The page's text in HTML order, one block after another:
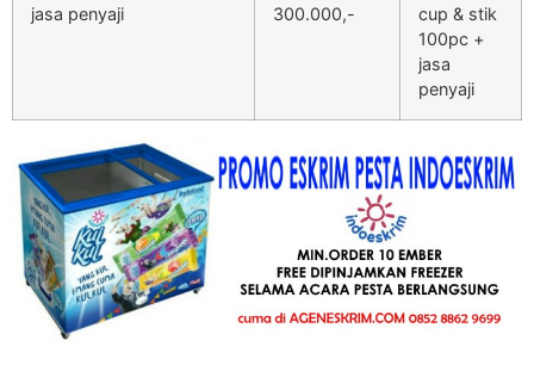
jasa penyaji
300.000,-
cup & stik
100pc +
jasa
penyaji